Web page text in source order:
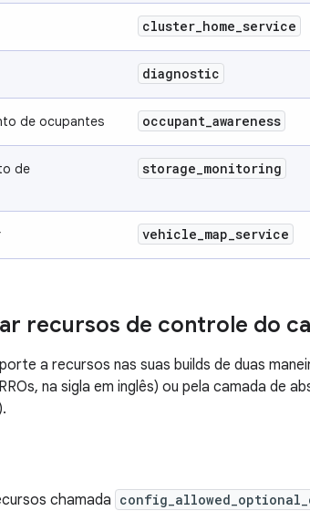
cluster_home_service
diagnostic
de ocupantes occupant_awareness
de
storage_monitoring
vehicle_map_service
recursos de controle do
a recursos nas suas builds de duas
na sigla em inglês) ou pela camada de
chamada